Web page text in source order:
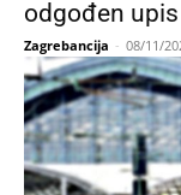
odgođen
Zagrebancija - 08/11/